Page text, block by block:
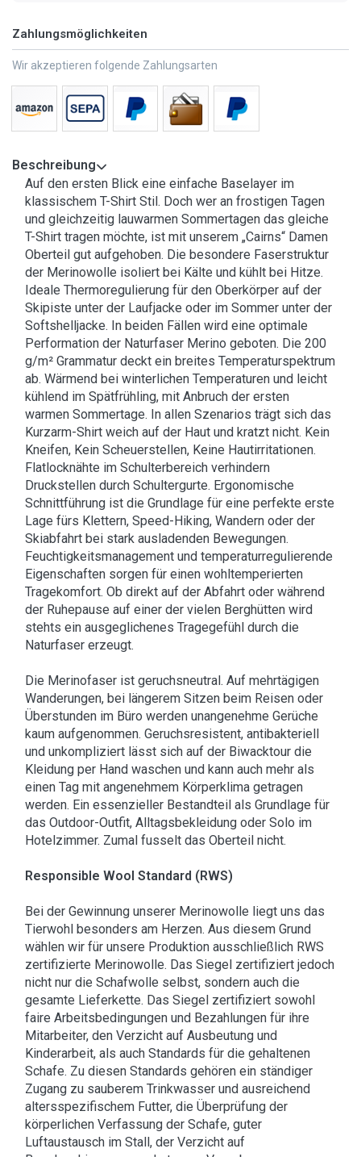
Zahlungsmöglichkeiten
Wir akzeptieren folgende Zahlungsarten
Beschreibung
Auf den ersten Blick eine einfache Baselayer im
klassischem T-Shirt Stil. Doch wer an frostigen Tagen
und gleichzeitig lauwarmen Sommertagen das gleiche
T-Shirt tragen möchte, ist mit unserem „Cairns“ Damen
Oberteil gut aufgehoben. Die besondere Faserstruktur
der Merinowolle isoliert bei Kälte und kühlt bei Hitze.
Ideale Thermoregulierung für den Oberkörper auf der
Skipiste unter der Laufjacke oder im Sommer unter der
Softshelljacke. In beiden Fällen wird eine optimale
Performation der Naturfaser Merino geboten. Die 200
g/m² Grammatur deckt ein breites Temperaturspektrum
ab. Wärmend bei winterlichen Temperaturen und leicht
kühlend im Spätfrühling, mit Anbruch der ersten
warmen Sommertage. In allen Szenarios trägt sich das
Kurzarm-Shirt weich auf der Haut und kratzt nicht. Kein
Kneifen, Kein Scheuerstellen, Keine Hautirritationen.
Flatlocknähte im Schulterbereich verhindern
Druckstellen durch Schultergurte. Ergonomische
Schnittführung ist die Grundlage für eine perfekte erste
Lage fürs Klettern, Speed-Hiking, Wandern oder der
Skiabfahrt bei stark ausladenden Bewegungen.
Feuchtigkeitsmanagement und temperaturregulierende
Eigenschaften sorgen für einen wohltemperierten
Tragekomfort. Ob direkt auf der Abfahrt oder während
der Ruhepause auf einer der vielen Berghütten wird
stehts ein ausgeglichenes Tragegefühl durch die
Naturfaser erzeugt.
Die Merinofaser ist geruchsneutral. Auf mehrtägigen
Wanderungen, bei längerem Sitzen beim Reisen oder
Überstunden im Büro werden unangenehme Gerüche
kaum aufgenommen. Geruchsresistent, antibakteriell
und unkompliziert lässt sich auf der Biwacktour die
Kleidung per Hand waschen und kann auch mehr als
einen Tag mit angenehmem Körperklima getragen
werden. Ein essenzieller Bestandteil als Grundlage für
das Outdoor-Outfit, Alltagsbekleidung oder Solo im
Hotelzimmer. Zumal fusselt das Oberteil nicht.
Responsible Wool Standard (RWS)
Bei der Gewinnung unserer Merinowolle liegt uns das
Tierwohl besonders am Herzen. Aus diesem Grund
wählen wir für unsere Produktion ausschließlich RWS
zertifizierte Merinowolle. Das Siegel zertifiziert jedoch
nicht nur die Schafwolle selbst, sondern auch die
gesamte Lieferkette. Das Siegel zertifiziert sowohl
faire Arbeitsbedingungen und Bezahlungen für ihre
Mitarbeiter, den Verzicht auf Ausbeutung und
Kinderarbeit, als auch Standards für die gehaltenen
Schafe. Zu diesen Standards gehören ein ständiger
Zugang zu sauberem Trinkwasser und ausreichend
altersspezifischem Futter, die Überprüfung der
körperlichen Verfassung der Schafe, guter
Luftaustausch im Stall, der Verzicht auf